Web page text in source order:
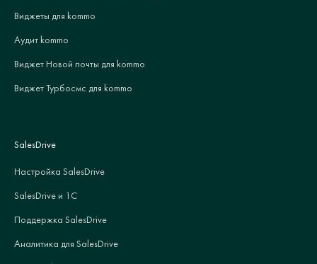
Виджеты для kommo
Аудит kommo
Виджет Новой почты для kommo
Виджет Турбосмс для kommo
SalesDrive
Настройка SalesDrive
SalesDrive и 1С
Поддержка SalesDrive
Аналитика для SalesDrive